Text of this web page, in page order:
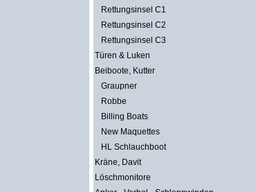
Rettungsinsel C1
Rettungsinsel C2
Rettungsinsel C3
Türen & Luken
Beiboote, Kutter
Graupner
Robbe
Billing Boats
New Maquettes
HL Schlauchboot
Kräne, Davit
Löschmonitore